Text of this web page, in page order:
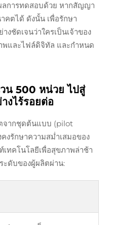
ลการทดสอบด้วย หากสัญญา
คตได้ ดังนั้น เพื่อรักษา
ชัดเจนว่าใครเป็นเจ้าของ
พและไฟล์ดิจิทัล และกำหนด
น 500 หน่วย ไปสู่
งไร้รอยต่อ
ตจากชุดต้นแบบ (pilot
งรักษาความสม่ำเสมอของ
ทคโนโลยีเพื่อสุขภาพล่าช้า
ะดับของผู้ผลิตผ่าน: